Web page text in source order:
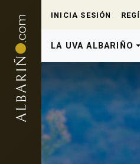
INICIA SESIÓN
LA UVA ALBARIÑO